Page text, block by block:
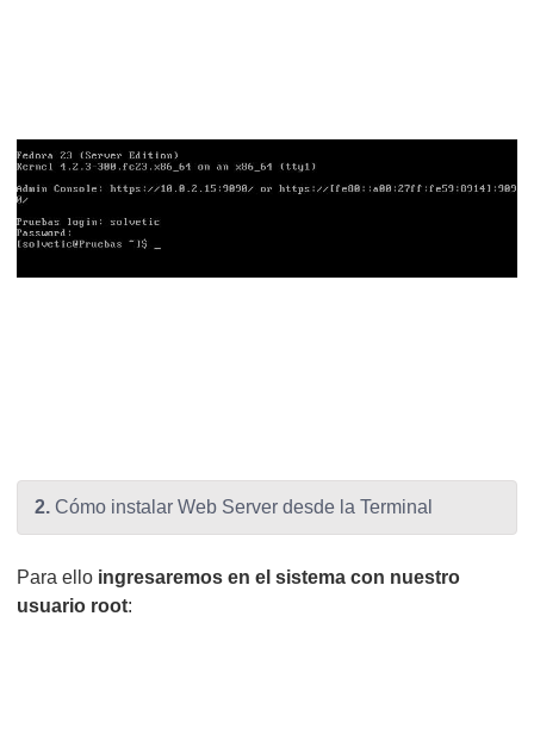
2. Cómo instalar Web Server desde la Terminal
Para ello ingresaremos en el sistema con nuestro
usuario root: